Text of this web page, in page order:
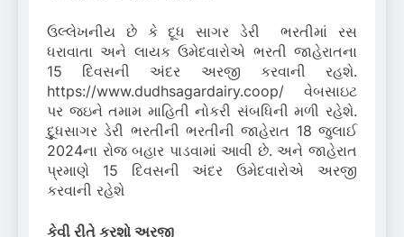
ઉલ્લેખનીય છે કે દૂધ સાગર ડેરી ભરતીમાં રસ
ધરાવાતા અને લાયક ઉમેદવારોએ ભરતી જાહેરાતના
15 દિવસની અંદર અરજી કરવાની રહશે.
https://www.dudhsagardairy.coop/ વેબસાઇટ
પર જઇને તમામ માહિતી નોકરી સંબધિની મળી રહેશે.
દુૂધસાગર ડેરી ભરતીની ભરતીની જાહેરાત 18 જુલાઈ
2024ના રોજ બહાર પાડવામાં આવી છે. અને જાહેરાત
પ્રમાણે 15 દિવસની અંદર ઉમેદવારોએ અરજી
કરવાની રહેશે
કેવી રીતે કરશો અરજી